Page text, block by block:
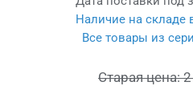
Наличие на складе
Все товары из
Старая цена: